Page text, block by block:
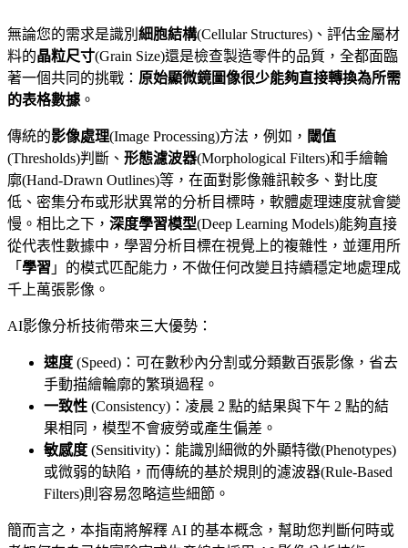
無論您的需求是識別 細胞結構(Cellular Structures)、評估金屬材
料的晶粒尺寸(Grain Size)還是檢查製造零件的品質，全都面臨
著一個共同的挑戰： 原始顯微鏡圖像很少能夠直接轉換為所需
的表格數據 。
傳統的影像處理(Image Processing)方法，例如， 閾值
(Thresholds)判斷、 形態濾波器(Morphological Filters)和手繪輪
廓(Hand-Drawn Outlines)等，在面對影像雜訊較多、對比度
低、密集分布或形狀異常的分析目標時，軟體處理速度就會變
慢。相比之下， 深度學習模型(Deep Learning Models)能夠直接
從代表性數據中，學習分析目標在視覺上的複雜性，並運用所
「 學習 」的模式匹配能力，不做任何改變且持續穩定地處理成
千上萬張影像。
AI影像分析技術帶來三大優勢：
速度 (Speed)：可在數秒內分割或分類數百張影像，省去
手動描繪輪廓的繁瑣過程。
一致性 (Consistency)：凌晨 2 點的結果與下午 2 點的結
果相同，模型不會疲勞或產生偏差。
敏感度 (Sensitivity)：能識別細微的外顯特徵(Phenotypes)
或微弱的缺陷，而傳統的基於規則的濾波器(Rule-Based
Filters)則容易忽略這些細節。
簡而言之，本指南將解釋 AI 的基本概念，幫助您判斷何時或